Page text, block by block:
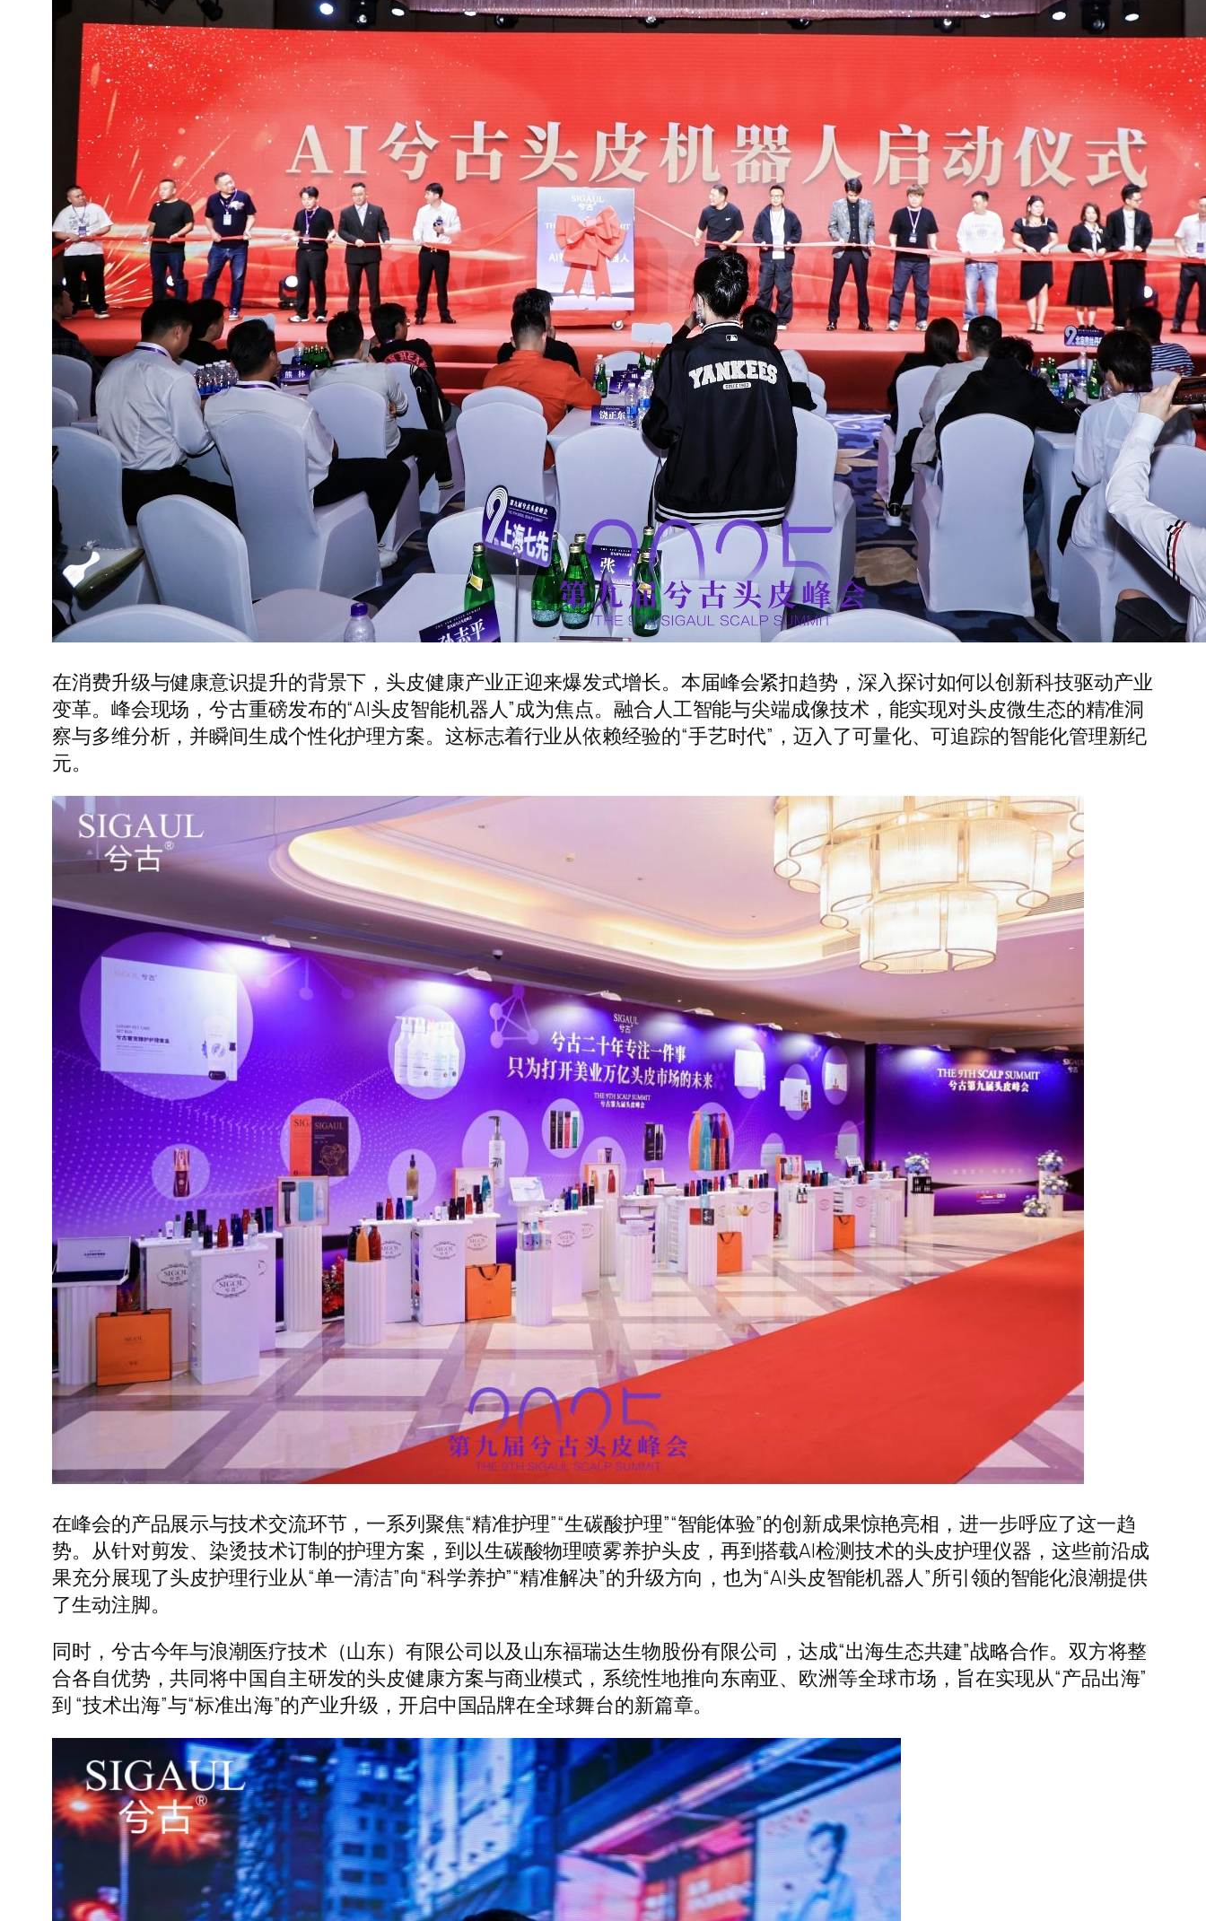
在消费升级与健康意识提升的背景下，头皮健康产业正迎来爆发式增长。本届峰会紧扣趋势，深入探讨如何以创新科技驱动产业
变革。峰会现场，兮古重磅发布的“AI头皮智能机器人”成为焦点。融合人工智能与尖端成像技术，能实现对头皮微生态的精准洞
察与多维分析，并瞬间生成个性化护理方案。这标志着行业从依赖经验的“手艺时代”，迈入了可量化、可追踪的智能化管理新纪
元。
在峰会的产品展示与技术交流环节，一系列聚焦“精准护理”“生碳酸护理”“智能体验”的创新成果惊艳亮相，进一步呼应了这一趋
势。从针对剪发、染烫技术订制的护理方案，到以生碳酸物理喷雾养护头皮，再到搭载AI检测技术的头皮护理仪器，这些前沿成
果充分展现了头皮护理行业从“单一清洁”向“科学养护”“精准解决”的升级方向，也为“AI头皮智能机器人”所引领的智能化浪潮提供
了生动注脚。
同时，兮古今年与浪潮医疗技术（山东）有限公司以及山东福瑞达生物股份有限公司，达成“出海生态共建”战略合作。双方将整
合各自优势，共同将中国自主研发的头皮健康方案与商业模式，系统性地推向东南亚、欧洲等全球市场，旨在实现从“产品出海”
到 “技术出海”与“标准出海”的产业升级，开启中国品牌在全球舞台的新篇章。